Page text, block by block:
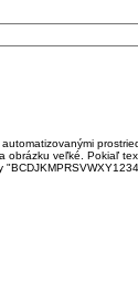
obrázku veľké. Pokiaľ